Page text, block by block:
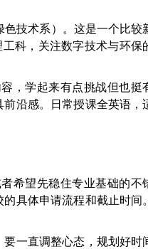
色技术系）。这是一个比较
工科，关注数字技术与环保
，学起来有点挑战但也挺
沿感。日常授课全英语，
希望先稳住专业基础的不
具体申请流程和截止时间
一直调整心态，规划好时